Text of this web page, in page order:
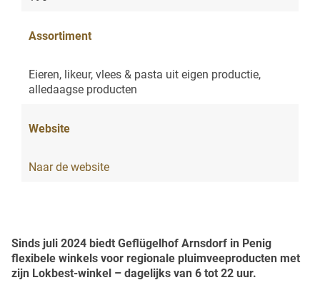
Assortiment
Eieren, likeur, vlees & pasta uit eigen productie,
alledaagse producten
Website
Naar de website
Sinds juli 2024 biedt Geflügelhof Arnsdorf in Penig
flexibele winkels voor regionale pluimveeproducten met
zijn Lokbest-winkel – dagelijks van 6 tot 22 uur.